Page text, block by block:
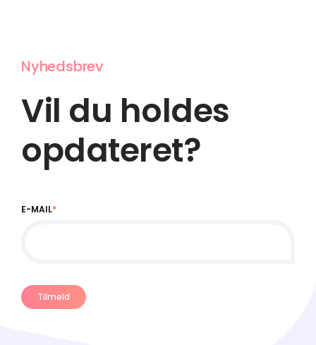
Nyhedsbrev
Vil du holdes
opdateret?
E-MAIL*